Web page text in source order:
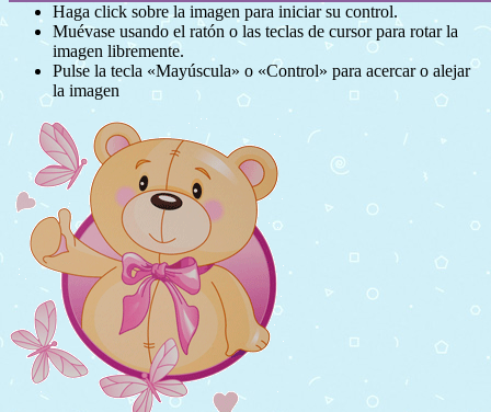
Haga click sobre la imagen para iniciar su control.
Muévase usando el ratón o las teclas de cursor para rotar la
imagen libremente.
Pulse la tecla «Mayúscula» o «Control» para acercar o alejar
la imagen